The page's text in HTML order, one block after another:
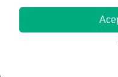
posibilidad de